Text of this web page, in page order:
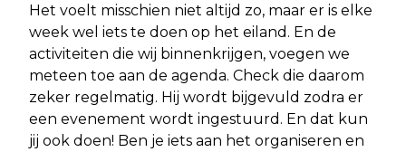
Het voelt misschien niet altijd zo, maar er is elke
week wel iets te doen op het eiland. En de
activiteiten die wij binnenkrijgen, voegen we
meteen toe aan de agenda. Check die daarom
zeker regelmatig. Hij wordt bijgevuld zodra er
een evenement wordt ingestuurd. En dat kun
jij ook doen! Ben je iets aan het organiseren en